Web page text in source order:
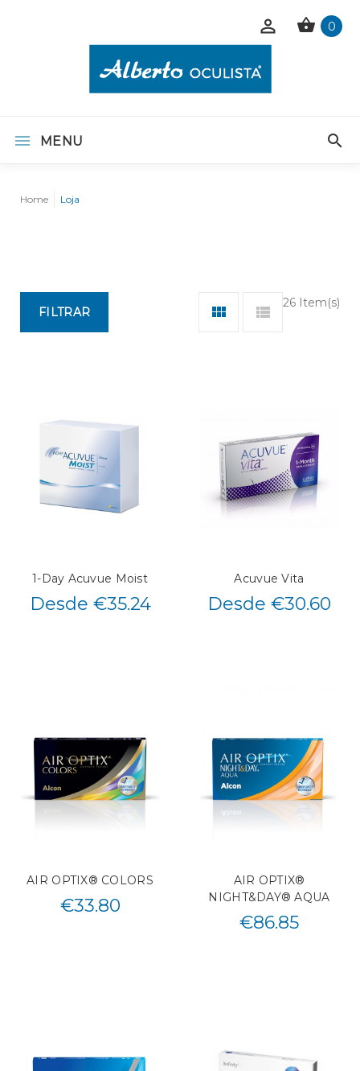
0
MENU
Home Loja
26 Item(s)
FILTRAR
1-Day Acuvue Moist
Desde €35.24
Acuvue Vita
Desde €30.60
AIR OPTIX® COLORS
€33.80
AIR OPTIX®
NIGHT&DAY® AQUA
€86.85